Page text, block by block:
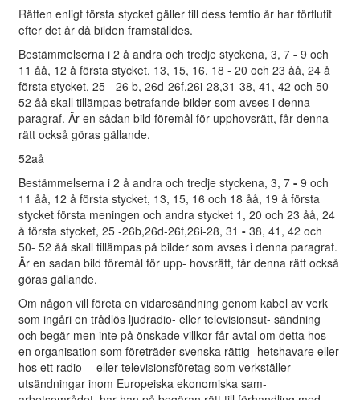
Rätten enligt första stycket gäller till dess femtio år har förflutit
efter det år då bilden framställdes.
Bestämmelserna i 2 å andra och tredje styckena, 3, 7 - 9 och
11 åå, 12 å första stycket, 13, 15, 16, 18 - 20 och 23 åå, 24 å
första stycket, 25 - 26 b, 26d-26f,26i-28,31-38, 41, 42 och 50 -
52 åå skall tillämpas betrafande bilder som avses i denna
paragraf. Är en sådan bild föremål för upphovsrätt, får denna
rätt också göras gällande.
52aå
Bestämmelserna i 2 å andra och tredje styckena, 3, 7 - 9 och
11 åå, 12 å första stycket, 13, 15, 16 och 18 åå, 19 å första
stycket första meningen och andra stycket 1, 20 och 23 åå, 24
å första stycket, 25 -26b,26d-26f,26i-28, 31 - 38, 41, 42 och
50- 52 åå skall tillämpas på bilder som avses i denna paragraf.
Är en sadan bild föremål för upp- hovsrätt, får denna rätt också
göras gällande.
Om någon vill företa en vidaresändning genom kabel av verk
som ingåri en trådlös ljudradio- eller televisionsut- sändning
och begär men inte på önskade villkor får avtal om detta hos
en organisation som företräder svenska rättig- hetshavare eller
hos ett radio— eller televisionsföretag som verkställer
utsändningar inom Europeiska ekonomiska sam-